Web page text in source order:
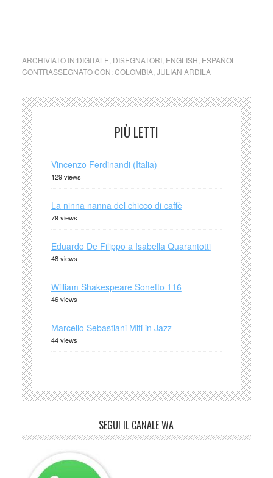
ARCHIVIATO IN:DIGITALE DISEGNATORI, ENGLISH ESPAÑOL
CONTRASSEGNATO CON:COLOMBIA, JULIAN ARDILA
PIÙ LETTI
Vincenzo Ferdinandi (Italia)
129 views
La ninna nanna del chicco di caffè
79 views
Eduardo De Filippo a Isabella Quarantotti
48 views
William Shakespeare Sonetto 116
46 views
Marcello Sebastiani Miti in Jazz
44 views
SEGUI IL CANALE WA